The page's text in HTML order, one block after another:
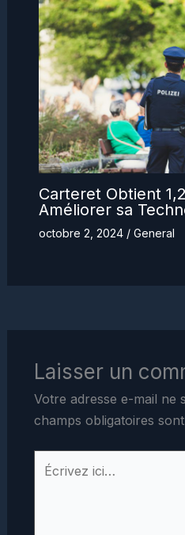
Carteret Obtient
Améliorer sa
octobre 2, 2024 / General
Laisser un
Votre adresse e-mail ne
champs obligatoires
Écrivez